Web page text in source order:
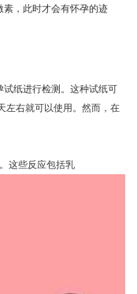
，此时才会有怀孕的迹
纸进行检测。这种试纸可
左右就可以使用。然而，在
这些反应包括乳